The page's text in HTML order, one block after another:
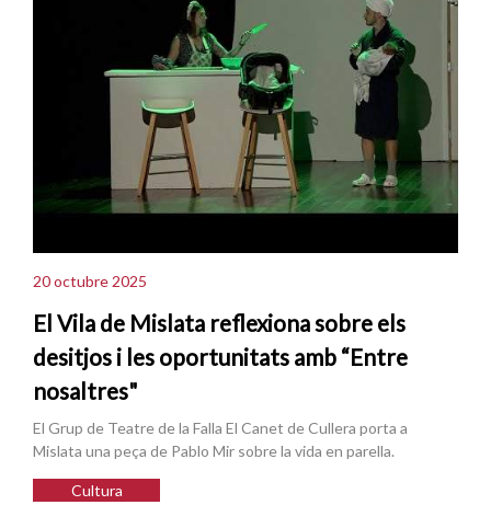
20 octubre 2025
El Vila de Mislata reflexiona sobre els
desitjos i les oportunitats amb “Entre
nosaltres"
El Grup de Teatre de la Falla El Canet de Cullera porta a
Mislata una peça de Pablo Mir sobre la vida en parella.
Cultura